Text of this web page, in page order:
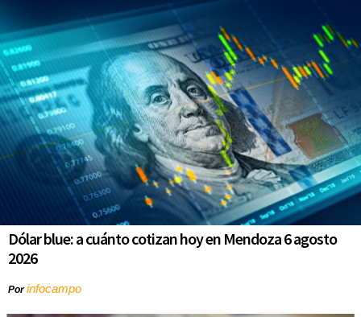
Dólar blue: a cuánto cotizan hoy en Mendoza 6 agosto
2026
Porinfocampo